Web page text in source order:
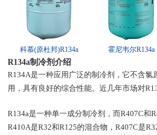
科慕(原杜邦)R134a 霍尼韦尔R134a
R134a制冷剂介绍
R134A是一种应用广泛的制冷剂，它不含氯
用，具有良好的综合性能。近几年市场对
R134a是一种单一成分制冷剂，而R407C和
R410A是R32和R125的混合物，R407C是